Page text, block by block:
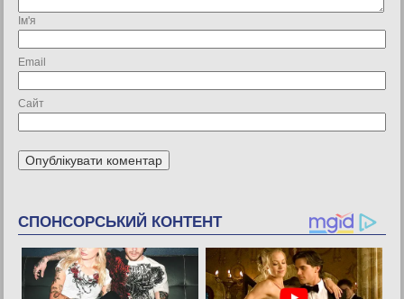
Ім'я
Email
Сайт